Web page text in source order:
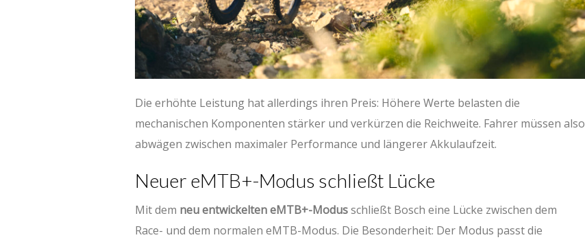
Die erhöhte Leistung hat allerdings ihren Preis: Höhere Werte belasten die
mechanischen Komponenten stärker und verkürzen die Reichweite. Fahrer müssen also
abwägen zwischen maximaler Performance und längerer Akkulaufzeit.
Neuer eMTB+-Modus schließt Lücke
Mit dem neu entwickelten eMTB+-Modusschließt Bosch eine Lücke zwischen dem
Race- und dem normalen eMTB-Modus. Die Besonderheit: Der Modus passt die